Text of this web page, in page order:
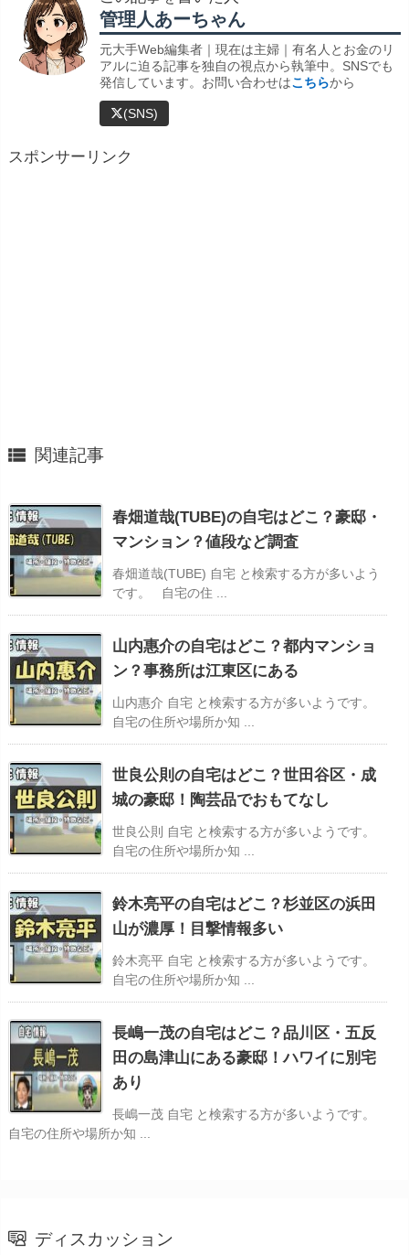
管理人あーちゃん
元大手Web編集者｜現在は主婦｜有名人とお金のリ
アルに迫る記事を独自の視点から執筆中。SNSでも
発信しています。お問い合わせはこちらから
(SNS)
スポンサーリンク
 関連記事
春畑道哉(TUBE)の自宅はどこ？豪邸・
マンション？値段など調査
春畑道哉(TUBE) 自宅 と検索する方が多いよう
です。 自宅の住 ...
山内惠介の自宅はどこ？都内マンショ
ン？事務所は江東区にある
山内惠介 自宅 と検索する方が多いようです。
自宅の住所や場所か知 ...
世良公則の自宅はどこ？世田谷区・成
城の豪邸！陶芸品でおもてなし
世良公則 自宅 と検索する方が多いようです。
自宅の住所や場所か知 ...
鈴木亮平の自宅はどこ？杉並区の浜田
山が濃厚！目撃情報多い
鈴木亮平 自宅 と検索する方が多いようです。
自宅の住所や場所か知 ...
長嶋一茂の自宅はどこ？品川区・五反
田の島津山にある豪邸！ハワイに別宅
あり
長嶋一茂 自宅 と検索する方が多いようです。
自宅の住所や場所か知 ...
ディスカッション